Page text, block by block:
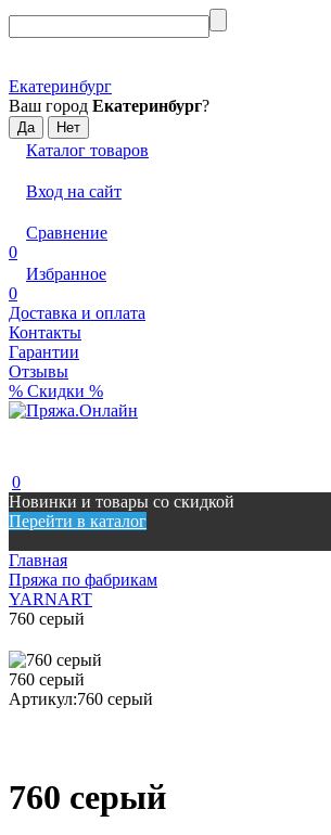
Екатеринбург
Ваш город Екатеринбург?
Каталог товаров
Вход на сайт
Сравнение
0
Избранное
0
Доставка и оплата
Контакты
Гарантии
Отзывы
% Скидки %
0
Новинки и товары со скидкой
Перейти в каталог
Главная
Пряжа по фабрикам
YARNART
760 серый
760 серый
Артикул:760 серый
760 серый